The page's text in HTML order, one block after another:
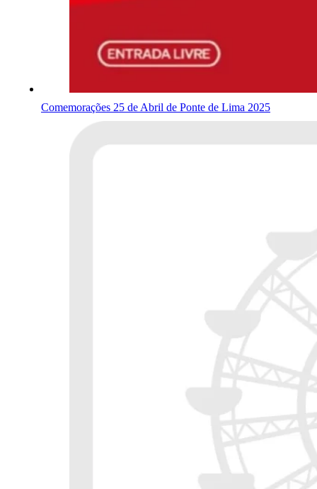
Comemorações 25 de Abril de Ponte de Lima 2025